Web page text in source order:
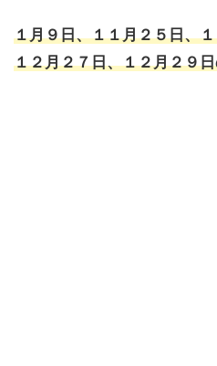
１月９日、１１月２５日、
１２月２７日、１２月２９